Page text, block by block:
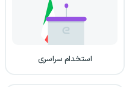
استخدام سراسری